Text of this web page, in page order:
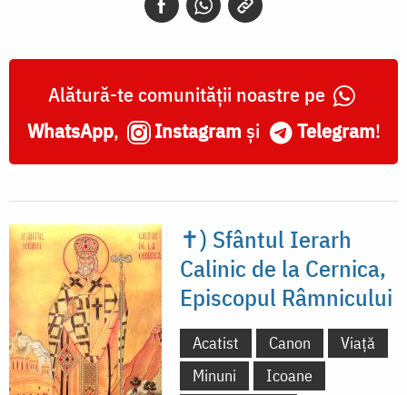
Episcopul
Alătură-te comunității noastre pe
WhatsApp, Instagram și Telegram!
✝) Sfântul Ierarh
Calinic de la Cernica,
Episcopul Râmnicului
Acatist Canon
Viață
Minuni
Icoane